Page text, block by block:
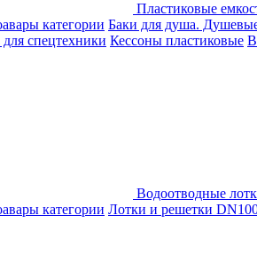
Пластиковые
категории Баки для душа.
спецтехники Кессоны пластиковые
Водоотводные
категории Лотки и решетки